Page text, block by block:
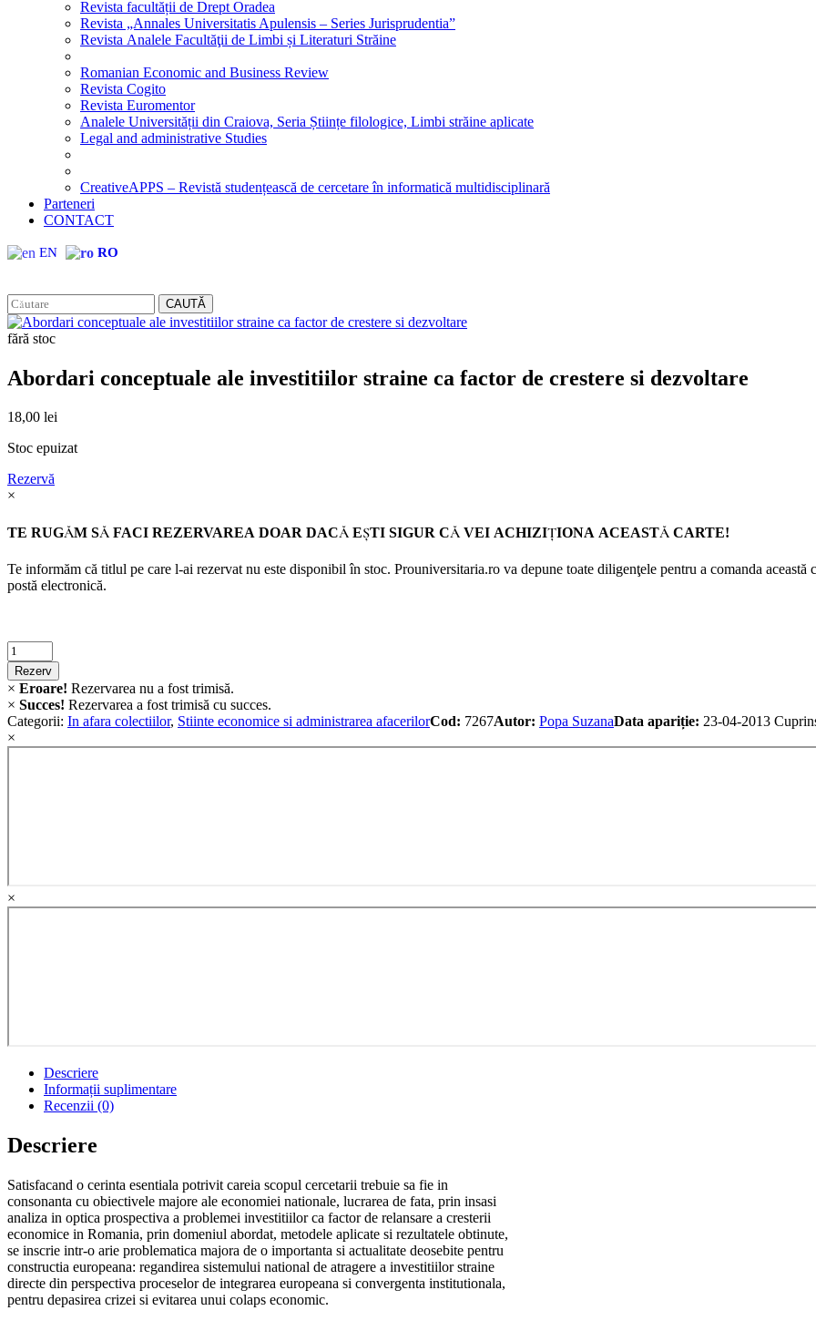
Revista facultății de Drept Oradea
Revista „Annales Universitatis Apulensis – Series Jurisprudentia”
Revista Analele Facultăţii de Limbi și Literaturi Străine
Romanian Economic and Business Review
Revista Cogito
Revista Euromentor
Analele Universității din Craiova, Seria Științe filologice, Limbi străine aplicate
Legal and administrative Studies
CreativeAPPS – Revistă studențească de cercetare în informatică multidisciplinară
Parteneri
CONTACT
EN RO
CAUTĂ
fără stoc
Abordari conceptuale ale investitiilor straine ca factor de crestere si dezvoltare
18,00 lei
Stoc epuizat
Rezervă
×
TE RUGĂM SĂ FACI REZERVAREA DOAR DACĂ EŞTI SIGUR CĂ VEI ACHIZIŢIONA ACEASTĂ CARTE!
Te informăm că titlul pe care l-ai rezervat nu este disponibil în stoc. Prouniversitaria.ro va depune toate diligenţele pentru a comanda
postă electronică.
Criminalistica
quantity
Rezerv
× Eroare! Rezervarea nu a fost trimisă.
× Succes! Rezervarea a fost trimisă cu succes.
Categorii: In afara colectiilor, Stiinte economice si administrarea afacerilorCod: 7267Autor: Popa SuzanaData apariție: 23-04-2013
×
×
Descriere
Informații suplimentare
Recenzii (0)
Descriere
Satisfacand o cerinta esentiala potrivit careia scopul cercetarii trebuie sa fie in
consonanta cu obiectivele majore ale economiei nationale, lucrarea de fata, prin insasi
analiza in optica prospectiva a problemei investitiilor ca factor de relansare a cresterii
economice in Romania, prin domeniul abordat, metodele aplicate si rezultatele obtinute,
se inscrie intr-o arie problematica majora de o importanta si actualitate deosebite pentru
constructia europeana: regandirea sistemului national de atragere a investitiilor straine
directe din perspectiva proceselor de integrarea europeana si convergenta institutionala,
pentru depasirea crizei si evitarea unui colaps economic.